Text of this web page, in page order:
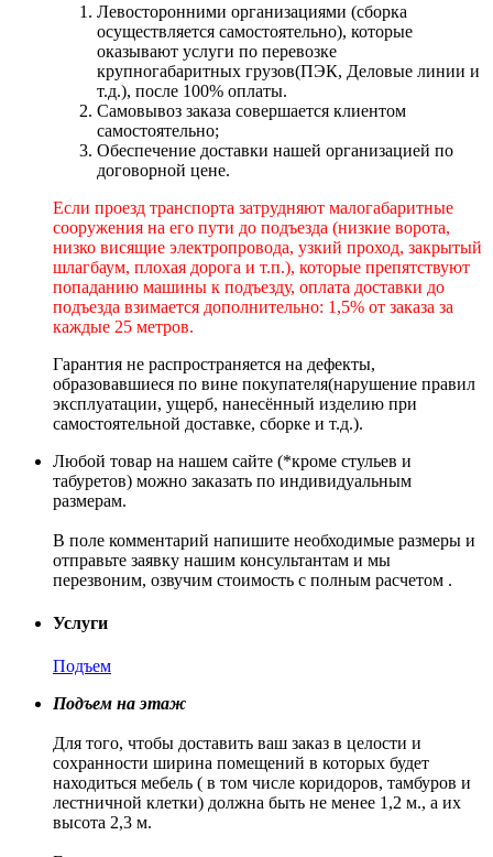
Левосторонними организациями (сборка
осуществляется самостоятельно), которые
оказывают услуги по перевозке
крупногабаритных грузов(ПЭК, Деловые линии и
т.д.), после 100% оплаты.
Самовывоз заказа совершается клиентом
самостоятельно;
Обеспечение доставки нашей организацией по
договорной цене.
Если проезд транспорта затрудняют малогабаритные
сооружения на его пути до подъезда (низкие ворота,
низко висящие электропровода, узкий проход, закрытый
шлагбаум, плохая дорога и т.п.), которые препятствуют
попаданию машины к подъезду, оплата доставки до
подъезда взимается дополнительно: 1,5% от заказа за
каждые 25 метров.
Гарантия не распространяется на дефекты,
образовавшиеся по вине покупателя(нарушение правил
эксплуатации, ущерб, нанесённый изделию при
самостоятельной доставке, сборке и т.д.).
Любой товар на нашем сайте (*кроме стульев и
табуретов) можно заказать по индивидуальным
размерам.
В поле комментарий напишите необходимые размеры и
отправьте заявку нашим консультантам и мы
перезвоним, озвучим стоимость с полным расчетом .
Услуги
Подъем
Подъем на этаж
Для того, чтобы доставить ваш заказ в целости и
сохранности ширина помещений в которых будет
находиться мебель ( в том числе коридоров, тамбуров и
лестничной клетки) должна быть не менее 1,2 м., а их
высота 2,3 м.